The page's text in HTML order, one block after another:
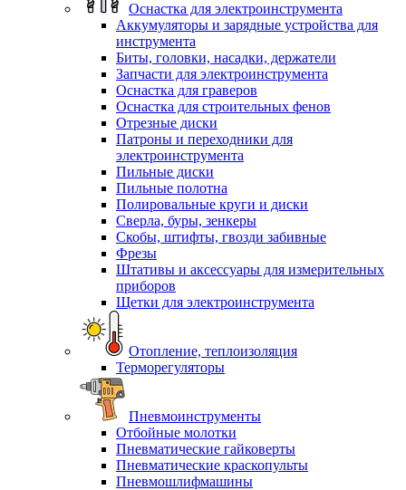
Оснастка для электроинструмента
Аккумуляторы и зарядные устройства для
инструмента
Биты, головки, насадки, держатели
Запчасти для электроинструмента
Оснастка для граверов
Оснастка для строительных фенов
Отрезные диски
Патроны и переходники для
электроинструмента
Пильные диски
Пильные полотна
Полировальные круги и диски
Сверла, буры, зенкеры
Скобы, штифты, гвозди забивные
Фрезы
Штативы и аксессуары для измерительных
приборов
Щетки для электроинструмента
Отопление, теплоизоляция
Терморегуляторы
Пневмоинструменты
Отбойные молотки
Пневматические гайковерты
Пневматические краскопульты
Пневмошлифмашины